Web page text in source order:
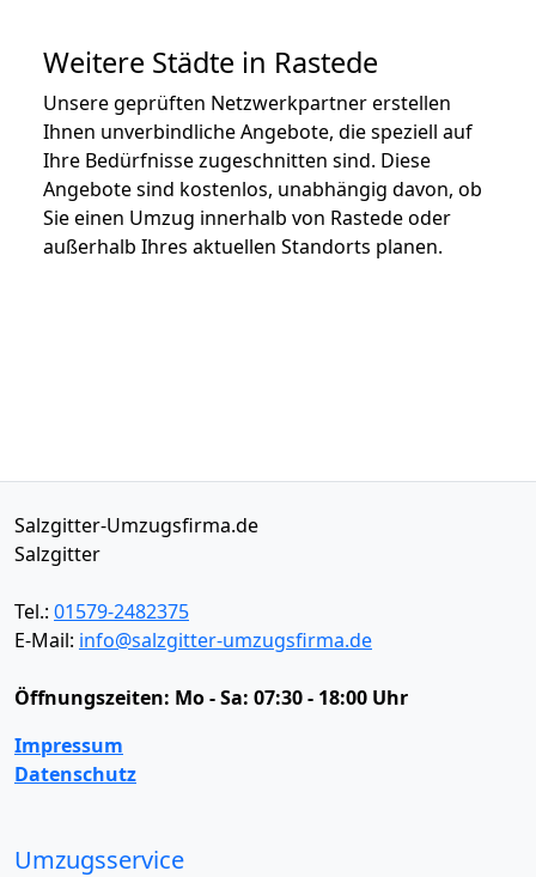
Weitere Städte in Rastede
Unsere geprüften Netzwerkpartner erstellen
Ihnen unverbindliche Angebote, die speziell auf
Ihre Bedürfnisse zugeschnitten sind. Diese
Angebote sind kostenlos, unabhängig davon, ob
Sie einen Umzug innerhalb von Rastede oder
außerhalb Ihres aktuellen Standorts planen.
Salzgitter-Umzugsfirma.de
Salzgitter
Tel.: 01579-2482375
E-Mail: info@salzgitter-umzugsfirma.de
Öffnungszeiten: Mo - Sa: 07:30 - 18:00 Uhr
Impressum
Datenschutz
Umzugsservice